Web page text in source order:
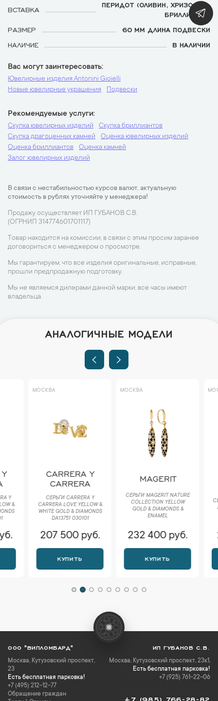
ВСТАВКА
ПЕРИДОТ (ОЛИВИН, ХРИЗОЛИТ),
БРИЛЛИАНТЫ
РАЗМЕР
60 ММ ДЛИНА ПОДВЕСКИ
НАЛИЧИЕ
В НАЛИЧИИ
Вас могут заинтересовать
Ювелирные изделия Antonini Gioielli
Новые ювелирные украшения
Подвески
Рекомендуемые услуги
Скупка ювелирных изделий
Скупка бриллиантов
Скупка драгоценных камней
Оценка ювелирных изделий
Оценка бриллиантов
Оценка камней
Залог ювелирных изделий
В связи с нестабильностью курсов валют, актуальную
стоимость в рублях уточняйте у менеджера!
Продажу осуществляет ИП ГУБАНОВ С.В.
(ОГРНИП 314774601701117)
Товар находится на комиссии, в связи с этим просим заранее
договориться с менеджером о просмотре.
Мы гарантируем, что все изделия оригинальные, исправные,
прошли предпродажную подготовку.
Мы не являемся дилерами данной марки, все часы имеют
владельца.
АНАЛОГИЧНЫЕ МОДЕЛИ
МОСКВА
CARRERA Y
CARRERA
СЕРЬГИ CARRERA Y
CARRERA LOVE YELLOW &
WHITE GOLD & DIAMONDS
DA13751 030101
207 500 руб.
КУПИТЬ
МОСКВА
MAGERIT
СЕРЬГИ MAGERIT NATURE
COLLECTION YELLOW
GOLD & DIAMONDS &
232 400 руб.
КУПИТЬ
МОСКВА
СЕРЬГИ В
ООО "ВИПЛОМБАРД"
Москва, Кутузовский проспект,
23
Есть бесплатная парковка!
+7 (495) 212-12-77
Обращение граждан
ИП ГУБАНОВ С.В.
Москва, Кутузовский проспект, 23к1,
Есть бесплатная парковка!
+7 (925) 761-22-06
+7 (985) 766-28-82